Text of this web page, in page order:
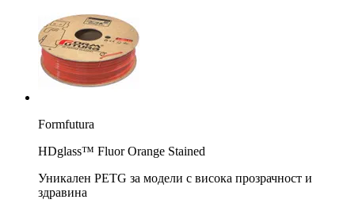
Formfutura
HDglass™ Fluor Orange Stained
Уникален PETG за модели с висока прозрачност и
здравина